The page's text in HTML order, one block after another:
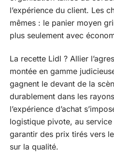
l’expérience du client. Les
mêmes : le panier moyen
plus seulement avec
La recette Lidl ? Allier
montée en gamme
gagnent le devant de la
durablement dans les
l’expérience d’achat
logistique pivote, au service
garantir des prix tirés vers
sur la qualité.